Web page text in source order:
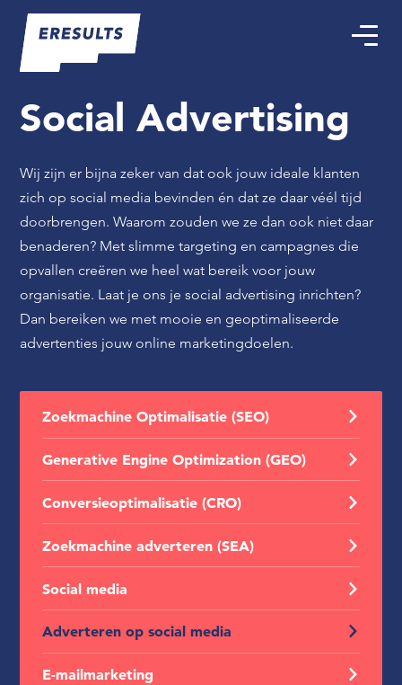
Social Advertising
Wij zijn er bijna zeker van dat ook jouw ideale klanten
zich op social media bevinden én dat ze daar véél tijd
doorbrengen. Waarom zouden we ze dan ook niet daar
benaderen? Met slimme targeting en campagnes die
opvallen creëren we heel wat bereik voor jouw
organisatie. Laat je ons je social advertising inrichten?
Dan bereiken we met mooie en geoptimaliseerde
advertenties jouw online marketingdoelen.
Zoekmachine Optimalisatie (SEO)
Generative Engine Optimization (GEO)
Conversieoptimalisatie (CRO)
Zoekmachine adverteren (SEA)
Social media
Adverteren op social media
E-mailmarketing